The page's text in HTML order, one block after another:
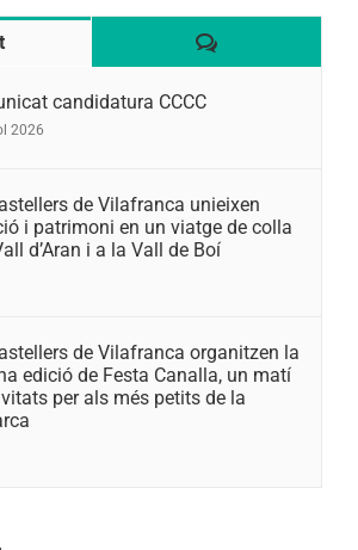
Comentaris
candidatura CCCC
2026
de Vilafranca unieixen
i patrimoni en un viatge de colla
d’Aran i a la Vall de Boí
de Vilafranca organitzen la
edició de Festa Canalla, un matí
per als més petits de la